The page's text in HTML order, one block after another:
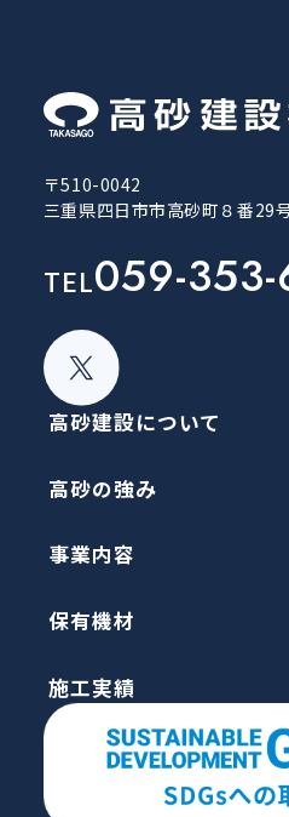
〒510-0042
三重県四日市市高砂町８番29
TEL059-353-
高砂建設について
高砂の強み
事業内容
保有機材
施工実績